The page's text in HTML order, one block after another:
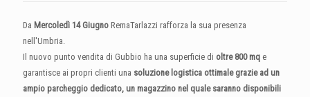
Da Mercoledì 14 Giugno RemaTarlazzi rafforza la sua presenza
nell'Umbria.
Il nuovo punto vendita di Gubbio ha una superficie di oltre 800 mq e
garantisce ai propri clienti una soluzione logistica ottimale grazie ad un
ampio parcheggio dedicato, un magazzino nel quale saranno disponibili